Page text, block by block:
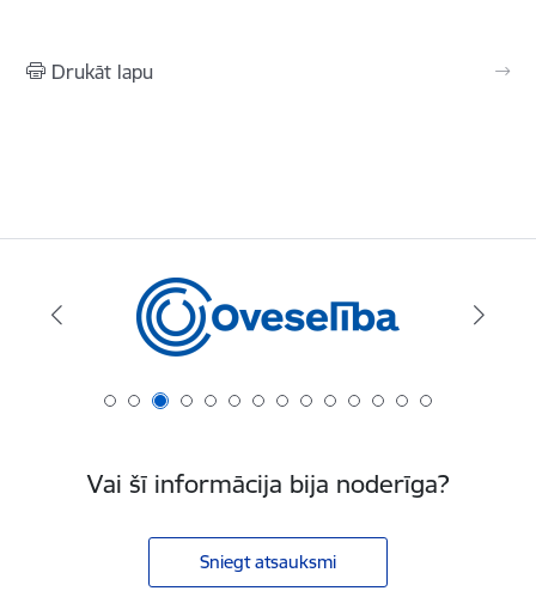
Drukāt lapu
Vai šī informācija bija noderīga?
Sniegt atsauksmi